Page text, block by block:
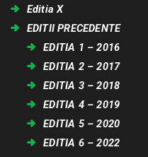
Editia X
EDITII PRECEDENTE
EDITIA 1 – 2016
EDITIA 2 – 2017
EDITIA 3 – 2018
EDITIA 4 – 2019
EDITIA 5 – 2020
EDITIA 6 – 2022